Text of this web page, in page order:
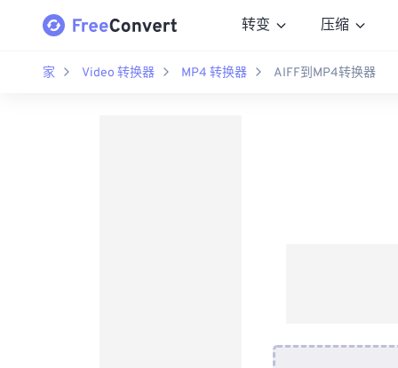
转变 压缩
家 Video 转换器 MP4 转换器 AIFF到MP4转换器